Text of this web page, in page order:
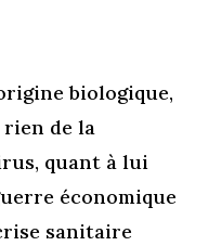
biologique,
rien de la
quant à lui
économique
sanitaire